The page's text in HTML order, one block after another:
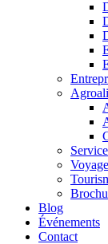
Blog
Événements
Contact